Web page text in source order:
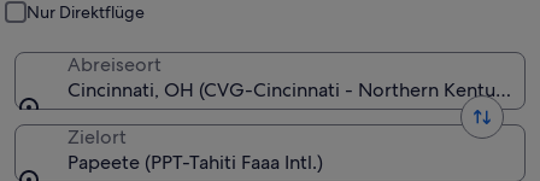
Nur Direktflüge
Abreiseort
Cincinnati, OH (CVG-Cincinnati - Northern Kentucky
Zielort
Papeete (PPT-Tahiti Faaa Intl.)